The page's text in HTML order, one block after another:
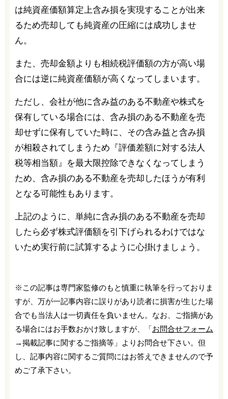
は純資産価額算定上含み損を実現することが出来
るため売却しても純資産の圧縮には成功しませ
ん。
また、売却金額よりも相続税評価額の方が高い場
合には逆に純資産価額が高くなってしまいます。
ただし、会社が他に含み益のある不動産や株式を
保有している場合には、含み損のある不動産を売
却せずに保有していた時に、その含み益と含み損
が相殺されてしまうため『評価差額に対する法人
税等相当額』を最大限控除できなくなってしまう
ため、含み損のある不動産を売却したほうが有利
となる可能性もあります。
上記のように、単純に含み損のある不動産を売却
したら必ず株式評価額を引下げられるわけではな
いため実行前に試算するように心掛けましょう。
※この記事は専門家監修のもと慎重に執筆を行っておりま
すが、万が一記事内容に誤りがあり読者に損害が生じた場
合でも当法人は一切責任を負いません。なお、ご指摘があ
る場合にはお手数おかけ致しますが、「お問合せフォーム
→掲載記事に関するご指摘等」よりお問合せ下さい。但
し、記事内容に関するご質問にはお答えできませんので予
めご了承下さい。